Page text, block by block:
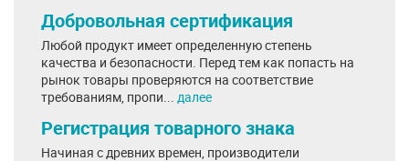
Добровольная сертификация
Любой продукт имеет определенную степень
качества и безопасности. Перед тем как попасть на
рынок товары проверяются на соответствие
требованиям, пропи... далее
Регистрация товарного знака
Начиная с древних времен, производители